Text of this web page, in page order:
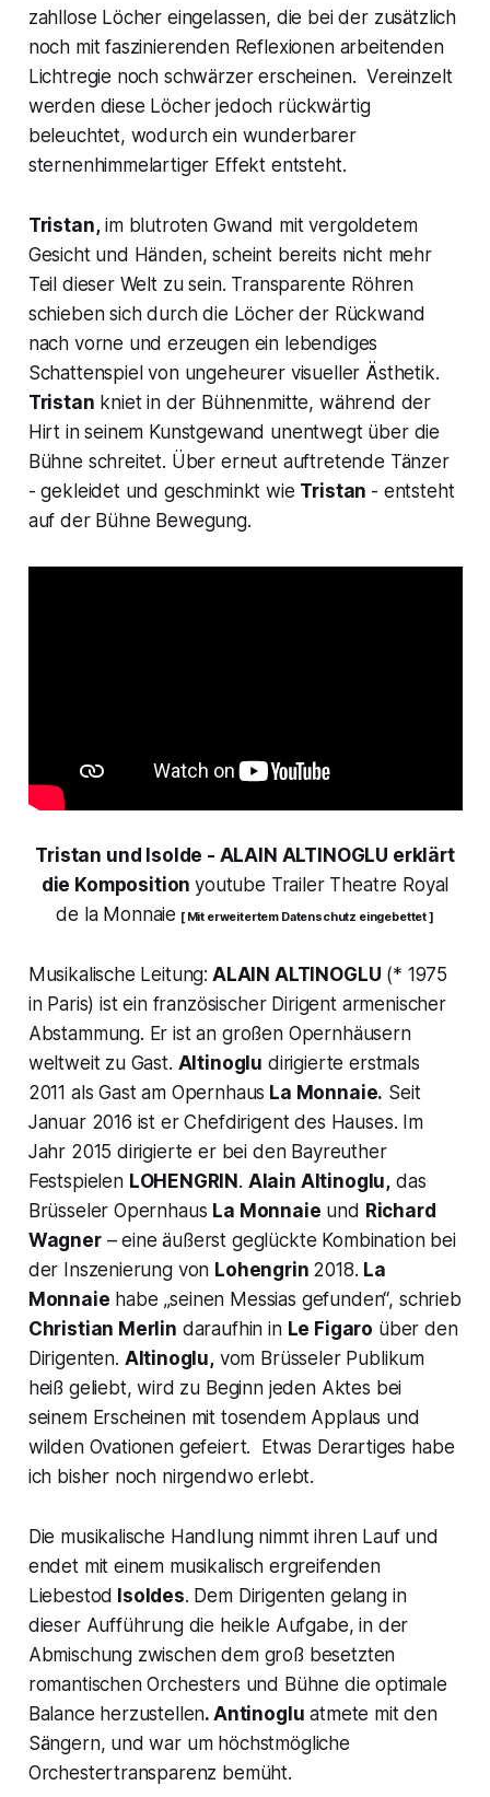
zahllose Löcher eingelassen, die bei der zusätzlich
noch mit faszinierenden Reflexionen arbeitenden
Lichtregie noch schwärzer erscheinen. Vereinzelt
werden diese Löcher jedoch rückwärtig
beleuchtet, wodurch ein wunderbarer
sternenhimmelartiger Effekt entsteht.
Tristan,im blutroten Gwand mit vergoldetem
Gesicht und Händen, scheint bereits nicht mehr
Teil dieser Welt zu sein. Transparente Röhren
schieben sich durch die Löcher der Rückwand
nach vorne und erzeugen ein lebendiges
Schattenspiel von ungeheurer visueller Ästhetik.
Tristan kniet in der Bühnenmitte, während der
Hirt in seinem Kunstgewand unentwegt über die
Bühne schreitet. Über erneut auftretende Tänzer
- gekleidet und geschminkt wie Tristan - entsteht
auf der Bühne Bewegung.
Tristan und Isolde - ALAIN ALTINOGLU erklärt
die Kompositionyoutube Trailer Theatre Royal
de la Monnaie [ Mit erweitertem Datenschutz eingebettet ]
Musikalische Leitung: ALAIN ALTINOGLU (* 1975
in Paris) ist ein französischer Dirigent armenischer
Abstammung. Er ist an großen Opernhäusern
weltweit zu Gast. Altinoglu dirigierte erstmals
2011 als Gast am Opernhaus La Monnaie. Seit
Januar 2016 ist er Chefdirigent des Hauses. Im
Jahr 2015 dirigierte er bei den Bayreuther
Festspielen LOHENGRIN. Alain Altinoglu, das
Brüsseler Opernhaus La Monnaie und Richard
Wagner– eine äußerst geglückte Kombination bei
der Inszenierung von Lohengrin 2018. La
Monnaie habe „seinen Messias gefunden“, schrieb
Christian Merlin daraufhin in Le Figaro über den
Dirigenten. Altinoglu,vom Brüsseler Publikum
heiß geliebt, wird zu Beginn jeden Aktes bei
seinem Erscheinen mit tosendem Applaus und
wilden Ovationen gefeiert. Etwas Derartiges habe
ich bisher noch nirgendwo erlebt.
Die musikalische Handlung nimmt ihren Lauf und
endet mit einem musikalisch ergreifenden
Liebestod Isoldes. Dem Dirigenten gelang in
dieser Aufführung die heikle Aufgabe, in der
Abmischung zwischen dem groß besetzten
romantischen Orchesters und Bühne die optimale
Balance herzustellen. Antinoglu atmete mit den
Sängern, und war um höchstmögliche
Orchestertransparenz bemüht.